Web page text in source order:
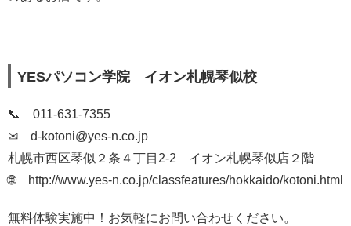
YESパソコン学院 イオン札幌琴似校
📞 011-631-7355
✉ d-kotoni@yes-n.co.jp
札幌市西区琴似２条４丁目2-2 イオン札幌琴似店２階
🌐
http://www.yes-n.co.jp/classfeatures/hokkaido/kotoni.html
無料体験実施中！お気軽にお問い合わせください。